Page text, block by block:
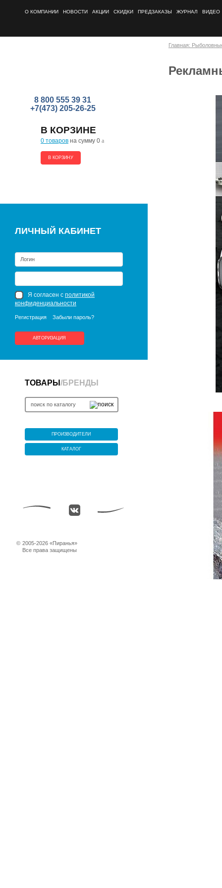
О КОМПАНИИ НОВОСТИ АКЦИИ СКИДКИ ПРЕДЗАКАЗЫ ЖУРНАЛ ВИДЕО
8 800 555 39 31
+7(473) 205-26-25
В КОРЗИНЕ
0 товаров на сумму 0 a
В КОРЗИНУ
ЛИЧНЫЙ КАБИНЕТ
Я согласен с политикой
конфиденциальности
Регистрация Забыли пароль?
АВТОРИЗАЦИЯ
ТОВАРЫ /БРЕНДЫ
ПРОИЗВОДИТЕЛИ
КАТАЛОГ
Главная:
© 2005-2026 «Пиранья»
Все права защищены